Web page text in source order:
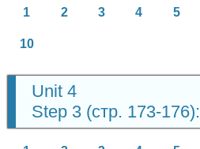
1 2 3 4 5
10
Unit 4
Step 3 (стр. 173-176):